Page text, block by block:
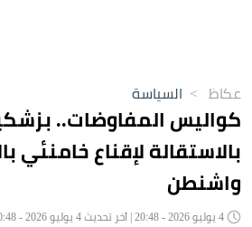
عكاظ > السياسة
كواليس المفاوضات..
بالاستقالة لإقناع خامنئي
واشنطن